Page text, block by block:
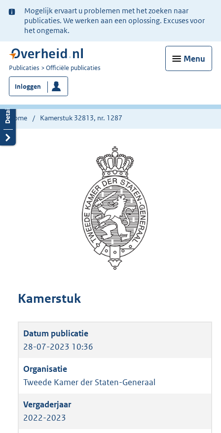
Ter
informatie:
Mogelijk ervaart u problemen met het zoeken naar
publicaties. We werken aan een oplossing. Excuses voor
het ongemak.
Menu
U
bent
nu
hier:
Publicaties Officiële publicaties
Inloggen
Home Kamerstuk 32813, nr. 1287
Kamerstuk
28-07-2023 10:36
Tweede Kamer der Staten-Generaal
2022-2023